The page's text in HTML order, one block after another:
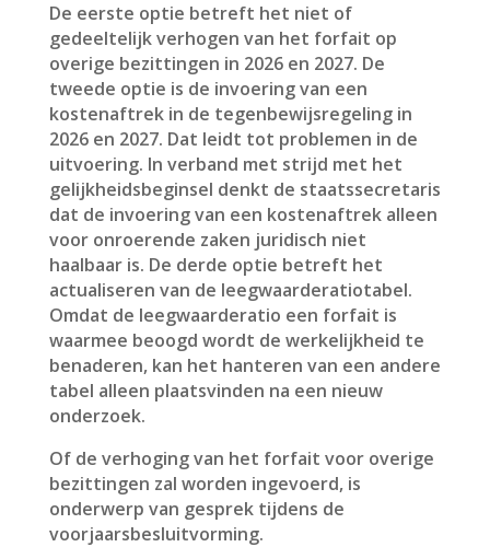
De eerste optie betreft het niet of
gedeeltelijk verhogen van het forfait op
overige bezittingen in 2026 en 2027. De
tweede optie is de invoering van een
kostenaftrek in de tegenbewijsregeling in
2026 en 2027. Dat leidt tot problemen in de
uitvoering. In verband met strijd met het
gelijkheidsbeginsel denkt de staatssecretaris
dat de invoering van een kostenaftrek alleen
voor onroerende zaken juridisch niet
haalbaar is. De derde optie betreft het
actualiseren van de leegwaarderatiotabel.
Omdat de leegwaarderatio een forfait is
waarmee beoogd wordt de werkelijkheid te
benaderen, kan het hanteren van een andere
tabel alleen plaatsvinden na een nieuw
onderzoek.
Of de verhoging van het forfait voor overige
bezittingen zal worden ingevoerd, is
onderwerp van gesprek tijdens de
voorjaarsbesluitvorming.